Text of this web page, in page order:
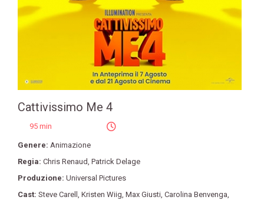
Cattivissimo Me 4
95 min
Genere: Animazione
Regia: Chris Renaud, Patrick Delage
Produzione: Universal Pictures
Cast: Steve Carell , Kristen Wiig, Max Giusti, Carolina Benvenga,